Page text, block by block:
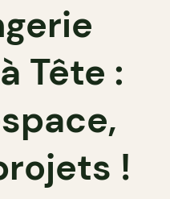
Tête :
!